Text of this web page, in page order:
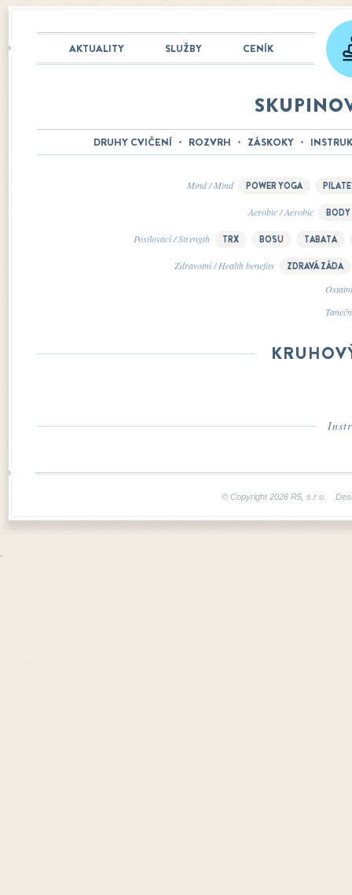
AKTUALITY SLUŽBY CENÍK
DRUHY CVIČENÍ ROZVRH ZÁSKOKY
Mind / Mind POWER YOGA
Aerobic / Aerobic BODY
Posilovací / Strength TRX BOSU TABATA
Zdravotní / Health benefits
ZDRAVÁ ZÁDA
© Copyright 2026 R5, s.r.o.
¨